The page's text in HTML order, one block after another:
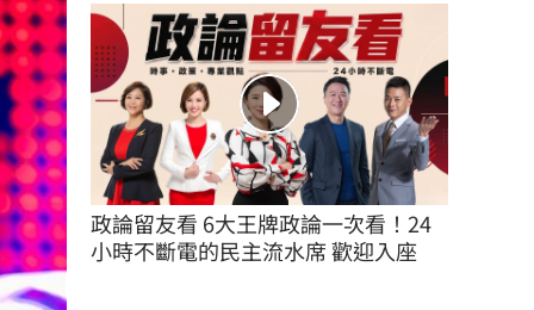
政論留友看 6大王牌政論一次看！24
小時不斷電的民主流水席 歡迎入座